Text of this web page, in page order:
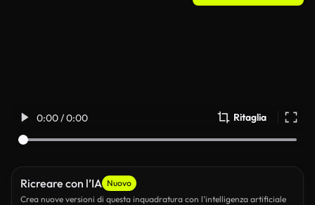
0:00 / 0:00 Ritaglia
Ricreare con l’IA Nuovo
Crea nuove versioni di questa inquadratura con l’intelligenza artificiale